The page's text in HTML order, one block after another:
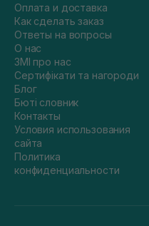
Оплата и доставка
Как сделать заказ
Ответы на вопросы
О нас
ЗМІ про нас
Сертифікати та нагороди
Блог
Бюті словник
Контакты
Условия использования
сайта
Политика
конфиденциальности